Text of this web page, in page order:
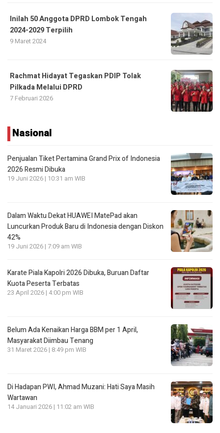
Inilah 50 Anggota DPRD Lombok Tengah
2024-2029 Terpilih
9 Maret 2024
Rachmat Hidayat Tegaskan PDIP Tolak
Pilkada Melalui DPRD
7 Februari 2026
Nasional
Penjualan Tiket Pertamina Grand Prix of Indonesia
2026 Resmi Dibuka
19 Juni 2026 | 10:31 am WIB
Dalam Waktu Dekat HUAWEI MatePad akan
Luncurkan Produk Baru di Indonesia dengan Diskon
42%
19 Juni 2026 | 7:09 am WIB
Karate Piala Kapolri 2026 Dibuka, Buruan Daftar
Kuota Peserta Terbatas
23 April 2026 | 4:00 pm WIB
Belum Ada Kenaikan Harga BBM per 1 April,
Masyarakat Diimbau Tenang
31 Maret 2026 | 8:49 pm WIB
Di Hadapan PWI, Ahmad Muzani: Hati Saya Masih
Wartawan
14 Januari 2026 | 11:02 am WIB